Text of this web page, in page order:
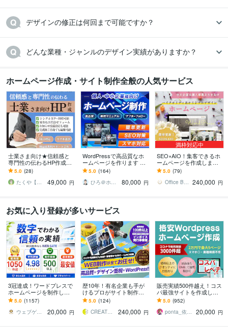
デザインの修正は何回まで可能ですか？
どんな業種・ジャンルのデザイン実績がありますか？
ホームページ作成・サイト制作全般の人気サービス
士業さま向け★信頼感と
専門性の伝わるHP作成し
ます 弁護士様、司法書士
様、行政書士様、社労士
様、税理士様向けに！
5.0 (28)
たくや【WEB制作 G_conure】
49,000 円
WordPressで高品質なホ
ームページを作ります シ
ンプル/SEO/ホームペー
ジ/おしゃれ/スタイリッシ
ュ
5.0 (164)
ひろ＠ホームページ制作
80,000 円
満枠対応中
SEO×AIO！集客できるホ
ームページを作成します
★ 初心者歓迎！オリジナ
ルデザイン！簡単更新！
オシャレなＨＰ
5.0 (79)
Office Bouquetgarni 240,000 円
お気に入り登録が多いサービス
3冠達成！ワードプレスで
ホームページを制作しま
す WEB制作＆デザイン部
門1位（販売数・評価数・
お気に入り数）
5.0 (1157)
ウェブゲート
20,000 円
歴10年！有名企業も手が
けるプロがサイト制作し
ます 初心者でも安心★ヒ
アリング重視・要望に沿
って柔軟に対応可能
5.0 (124)
CREATORSZERO
240,000 円
販売実績500件越え！コス
パ最強サイトを作成しま
す 起業、副業、ブログ！
WPで更新楽々！オリジナ
ルデザイン可能
5.0 (952)
ponta_依頼多数のため返信遅れます
20,000 円